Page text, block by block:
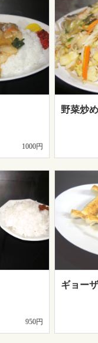
1000円
野菜炒
950円
ギョー